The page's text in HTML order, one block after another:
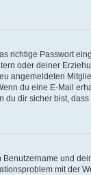
richtige Passwort
oder deiner
angemeldeten
du eine E-Mail
dir sicher bist,
und
mit der